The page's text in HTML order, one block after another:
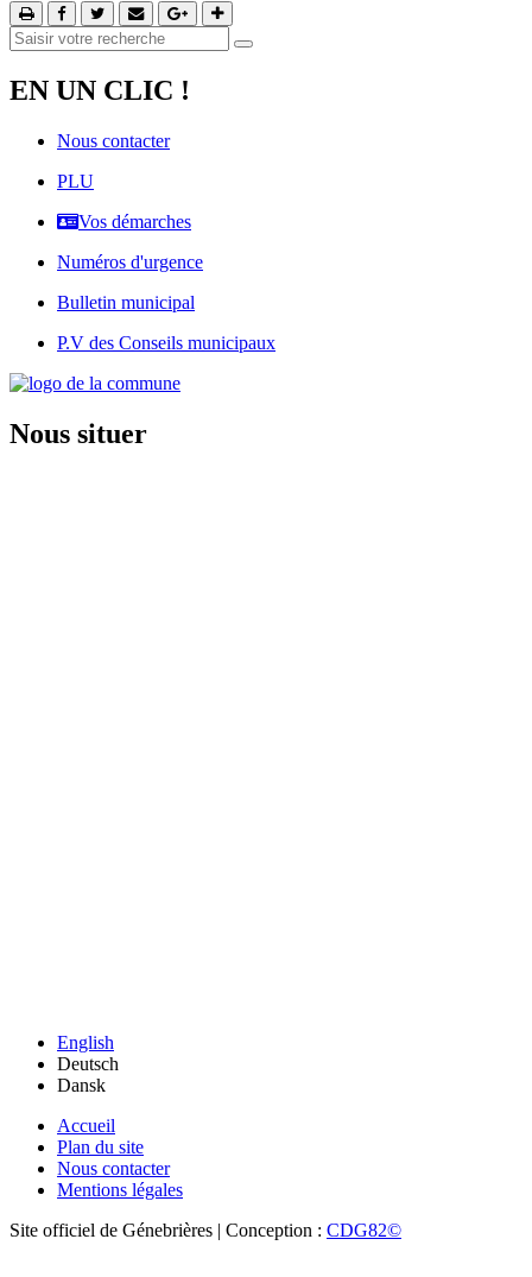
EN UN CLIC !
Nous contacter
PLU
Vos démarches
Numéros d'urgence
Bulletin municipal
P.V des Conseils municipaux
Nous situer
English
Deutsch
Dansk
Accueil
Plan du site
Nous contacter
Mentions légales
Site officiel de Génebrières | Conception : CDG82©